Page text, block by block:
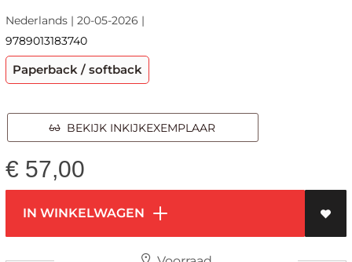
Nederlands | 20-05-2026 |
9789013183740
Paperback / softback
BEKIJK INKIJKEXEMPLAAR
€ 57,00
IN WINKELWAGEN